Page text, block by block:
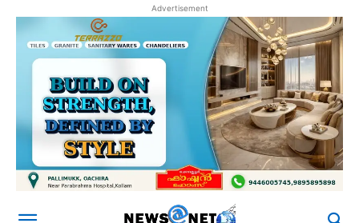
Advertisement